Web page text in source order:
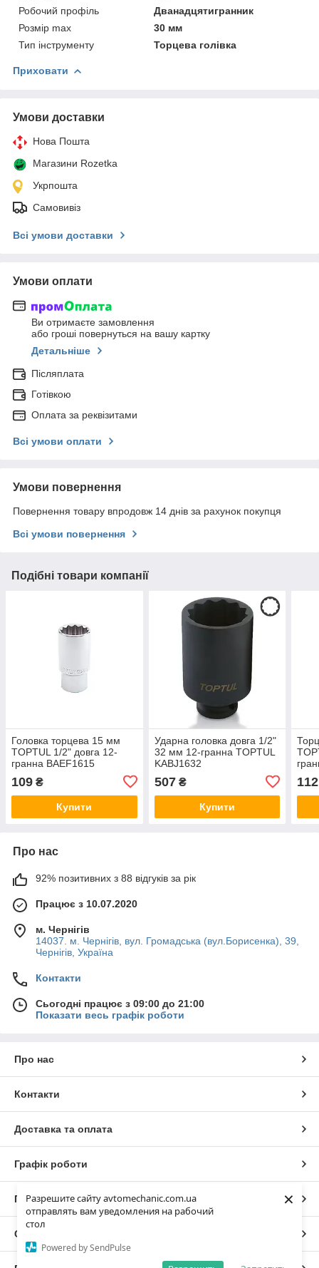
Разрешите сайту avtomechanic.com.ua
отправлять вам уведомления на рабочий
стол
Powered by SendPulse
×
Робочий профіль
Дванадцятигранник
Розмір max
30 мм
Тип інструменту
Торцева голівка
Приховати
Умови доставки
Нова Пошта
Магазини Rozetka
Укрпошта
Самовивіз
Всі умови доставки
Умови оплати
Ви отримаєте замовлення
або гроші повернуться на вашу картку
Детальніше
Післяплата
Готівкою
Оплата за реквізитами
Всі умови оплати
Умови повернення
Повернення товару впродовж 14 днів за рахунок покупця
Всі умови повернення
Подібні товари компанії
Головка торцева 15 мм
TOPTUL 1/2" довга 12-
гранна BAEF1615
109 ₴
Купити
Ударна головка довга 1/2"
32 мм 12-гранна TOPTUL
KABJ1632
507₴
Купити
112
Про нас
92% позитивних з 88 відгуків за рік
Працює з 10.07.2020
м. Чернігів
14037. м. Чернігів, вул. Громадська (вул.Борисенка), 39,
Чернігів, Україна
Контакти
Сьогодні працює з 09:00 до 21:00
Показати весь графік роботи
Про нас
Контакти
Доставка та оплата
Графік роботи
Повна версія сайту
Сайт створено на маркетплейсі